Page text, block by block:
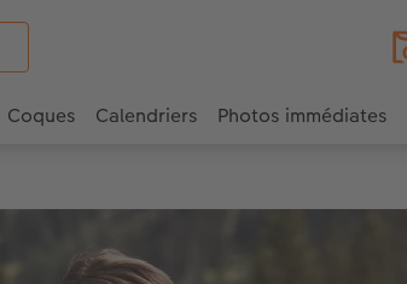
Coques Calendriers Photos immédiates